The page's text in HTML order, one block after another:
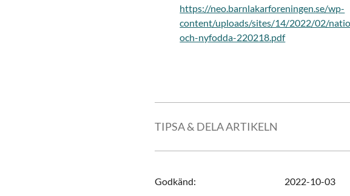
https://neo.barnlakarforeningen.se/wp-
content/uploads/sites/14/2022/02/
och-nyfodda-220218.pdf
TIPSA & DELA ARTIKELN
Godkänd:
2022-10-03